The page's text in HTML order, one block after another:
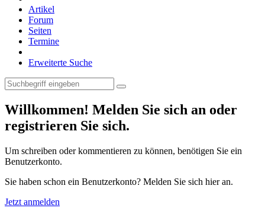
Artikel
Forum
Seiten
Termine
Erweiterte Suche
Willkommen! Melden Sie sich an oder
registrieren Sie sich.
Um schreiben oder kommentieren zu können, benötigen Sie ein
Benutzerkonto.
Sie haben schon ein Benutzerkonto? Melden Sie sich hier an.
Jetzt anmelden